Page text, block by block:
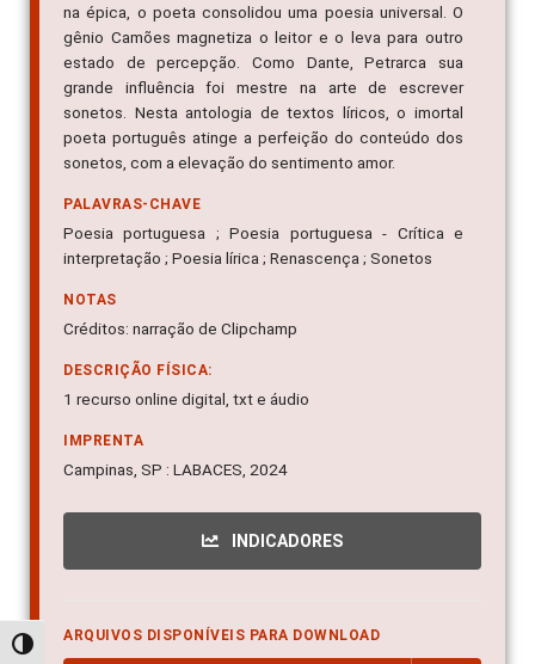
Alternar alto contraste
na épica, o poeta consolidou uma poesia universal. O
gênio Camões magnetiza o leitor e o leva para outro
estado de percepção. Como Dante, Petrarca sua
grande influência foi mestre na arte de escrever
sonetos. Nesta antologia de textos líricos, o imortal
poeta português atinge a perfeição do conteúdo dos
sonetos, com a elevação do sentimento amor.
PALAVRAS-CHAVE
Poesia portuguesa ; Poesia portuguesa - Crítica e
interpretação ; Poesia lírica ; Renascença ; Sonetos
NOTAS
Créditos: narração de Clipchamp
DESCRIÇÃO FÍSICA:
1 recurso online digital, txt e áudio
IMPRENTA
Campinas, SP : LABACES, 2024
INDICADORES
ARQUIVOS DISPONÍVEIS PARA DOWNLOAD